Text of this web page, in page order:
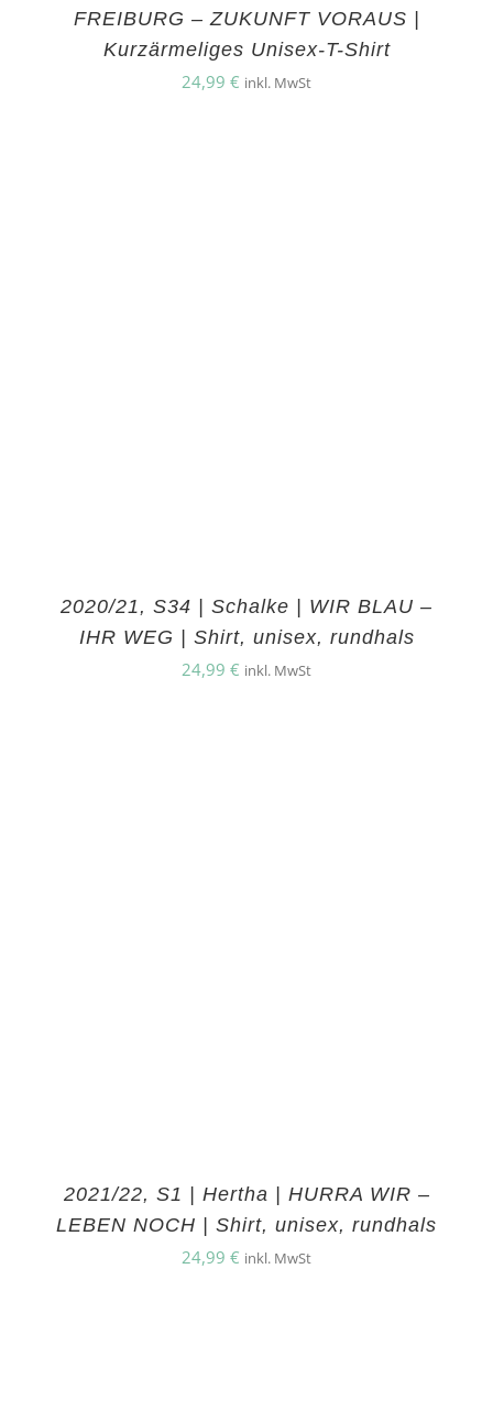
FREIBURG – ZUKUNFT VORAUS |
Kurzärmeliges Unisex-T-Shirt
24,99 € inkl. MwSt
2020/21, S34 | Schalke | WIR BLAU –
IHR WEG | Shirt, unisex, rundhals
24,99 € inkl. MwSt
2021/22, S1 | Hertha | HURRA WIR –
LEBEN NOCH | Shirt, unisex, rundhals
24,99 € inkl. MwSt